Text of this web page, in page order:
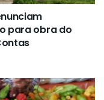
para obra do